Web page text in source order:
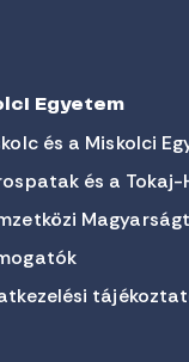
Egyetem
és a Miskolci
és a Tokaj-